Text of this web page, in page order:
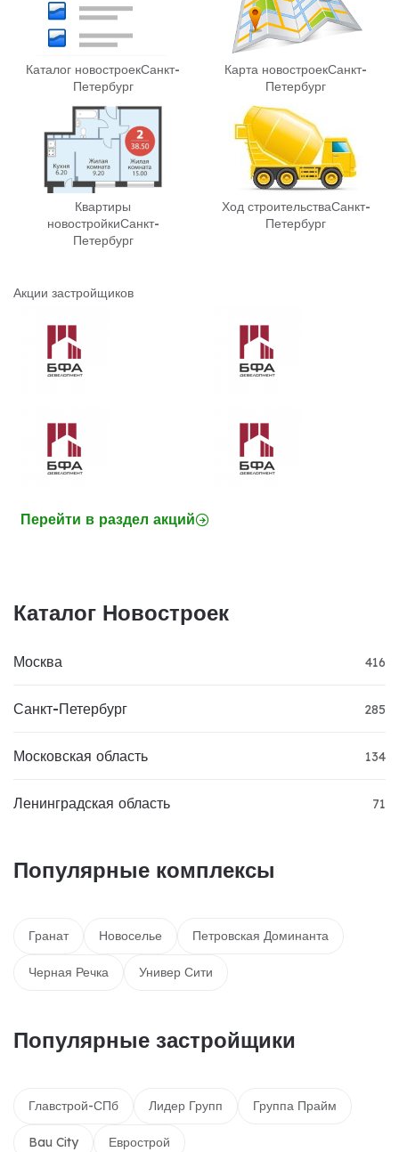
Каталог новостроекСанкт-
Петербург
Карта новостроекСанкт-
Петербург
Квартиры
новостройкиСанкт-
Петербург
Ход строительстваСанкт-
Петербург
Акции застройщиков
Перейти в раздел акций
Каталог Новостроек
Москва 416
Санкт-Петербург 285
Московская область 134
Ленинградская область 71
Популярные комплексы
Гранат Новоселье Петровская Доминанта
Черная Речка Универ Сити
Популярные застройщики
Главстрой-СПб Лидер Групп Группа Прайм
Bau City Еврострой